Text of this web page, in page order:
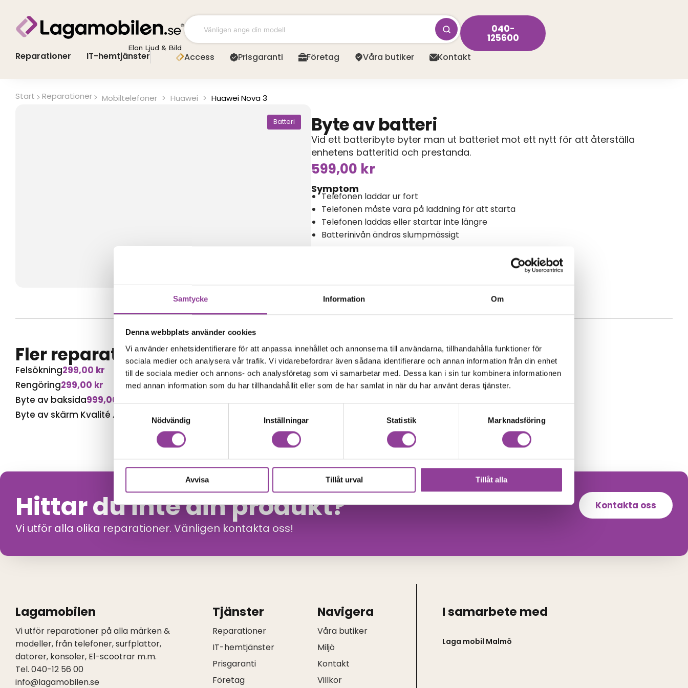
Samtycke Information Om
Denna webbplats använder cookies
Vi använder enhetsidentifierare för att anpassa innehållet och annonserna till användarna, tillhandahålla funktioner för
sociala medier och analysera vår trafik. Vi vidarebefordrar även sådana identifierare och annan information från din enhet
till de sociala medier och annons- och analysföretag som vi samarbetar med. Dessa kan i sin tur kombinera informationen
med annan information som du har tillhandahållit eller som de har samlat in när du har använt deras tjänster.
Nödvändig
Inställningar Statistik Marknadsföring
Avvisa Tillåt urval Tillåt alla
innehåll
Elon Ljud & Bild
040-
125600
Reparationer IT-hemtjänster Access Prisgaranti Företag Våra butiker Kontakt
Start Reparationer Mobiltelefoner > Huawei > Huawei Nova 3
Batteri Byte av batteri
Vid ett batteribyte byter man ut batteriet mot ett nytt för att återställa
enhetens batteritid och prestanda.
599,00 kr
Symptom
Telefonen laddar ur fort
Telefonen måste vara på laddning för att starta
Telefonen laddas eller startar inte längre
Batterinivån ändras slumpmässigt
Fler reparationer för samma modell
Felsökning299,00 kr
Rengöring299,00 kr
Byte av baksida999,00
Byte av skärm Kvalité A (Original Display)
Hittar du inte din produkt?
Vi utför alla olika reparationer. Vänligen kontakta oss!
Kontakta oss
Lagamobilen
Vi utför reparationer på alla märken &
modeller, från telefoner, surfplattor,
datorer, konsoler, El-scootrar m.m.
Tel. 040-12 56 00
info@lagamobilen.se
Tjänster
Reparationer
IT-hemtjänster
Prisgaranti
Företag
Navigera
Våra butiker
Miljö
Kontakt
Villkor
I samarbete med
Laga mobil Malmö